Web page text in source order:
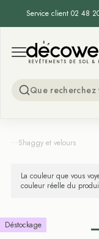
Service client 02 48
Open menu
Decoweb
...Shaggy et velours
La couleur que vous
couleur réelle du
Déstockage